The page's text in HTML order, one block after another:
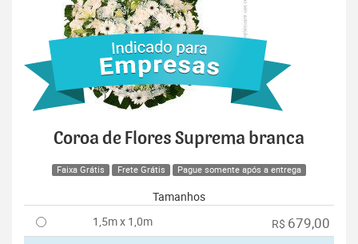
Coroa de Flores Suprema branca
Faixa Grátis Frete Grátis Pague somente após a entrega
Tamanhos
1,5m x 1,0m
R$ 679,00